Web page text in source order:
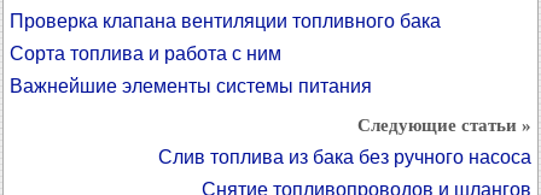
Проверка клапана вентиляции топливного бака
Сорта топлива и работа с ним
Важнейшие элементы системы питания
Следующие статьи »
Слив топлива из бака без ручного насоса
Снятие топливопроводов и шлангов